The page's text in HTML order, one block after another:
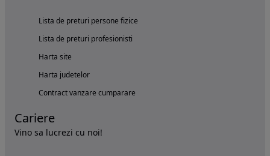
Lista de preturi persone fizice
Lista de preturi profesionisti
Harta site
Harta judetelor
Contract vanzare cumparare
Cariere
Vino sa lucrezi cu noi!